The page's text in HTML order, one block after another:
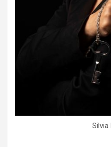
Silvia